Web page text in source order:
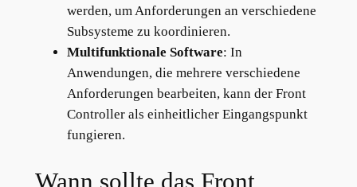
werden, um Anforderungen an verschiedene
Subsysteme zu koordinieren.
Multifunktionale Software: In
Anwendungen, die mehrere verschiedene
Anforderungen bearbeiten, kann der Front
Controller als einheitlicher Eingangspunkt
fungieren.
Wann sollte das Front